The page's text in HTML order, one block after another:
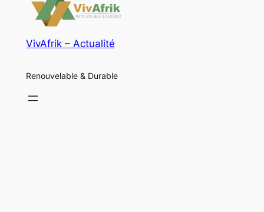
VivAfrik – Actualité
Renouvelable & Durable